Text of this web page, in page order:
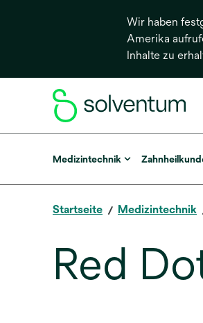
Wir haben
Amerika
Inhalte zu
Medizintechnik
Startseite Medizintechnik
Red